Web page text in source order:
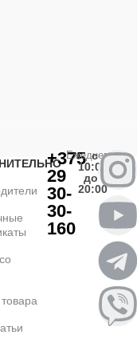
+375
29
30-
30-
160
Ежедневно
с
10:00
до
20:00